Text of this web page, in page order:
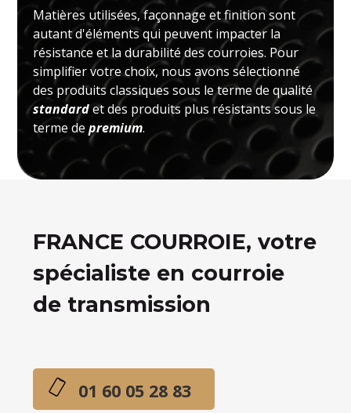
Matières utilisées, façonnage et finition sont
autant d'éléments qui peuvent impacter la
résistance et la durabilité des courroies. Pour
simplifier votre choix, nous avons sélectionné
des produits classiques sous le terme de qualité
standardet des produits plus résistants sous le
terme depremium.
FRANCE COURROIE, votre
spécialiste en courroie
de transmission
01 60 05 28 83